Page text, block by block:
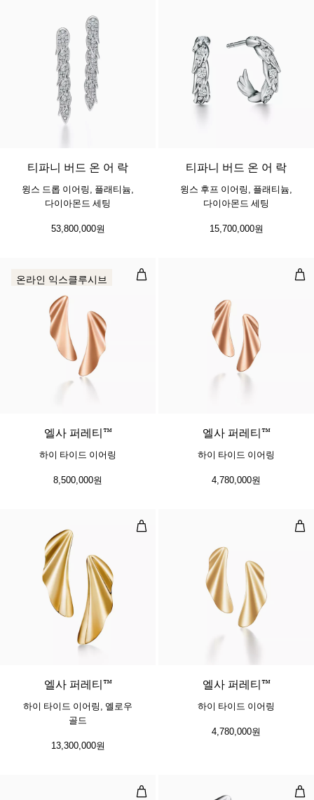
티파니 버드 온 어 락
윙스 드롭 이어링, 플래티늄,
다이아몬드 세팅
53,800,000원
티파니 버드 온 어 락
윙스 후프 이어링, 플래티늄,
다이아몬드 세팅
15,700,000원
하이 타이드 이어링
온라인 익스클루시브
엘사 퍼레티™
하이 타이드 이어링
8,500,000원
하
엘사 퍼레티™
하이 타이드 이어링
4,780,000원
하이 타이드 이어링, 옐로우 골드
엘사 퍼레티™
하이 타이드 이어링, 옐로우
골드
13,300,000원
하
엘사 퍼레티™
하이 타이드 이어링
4,780,000원
하이 타이드 이어링 하